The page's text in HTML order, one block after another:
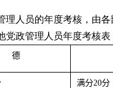
理人员的年度考核，由
党政管理人员年度考核表
德
满分20分